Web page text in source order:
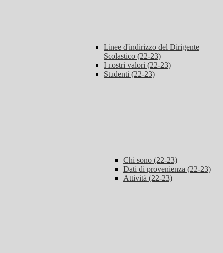
Linee d'indirizzo del Dirigente
Scolastico (22-23)
I nostri valori (22-23)
Studenti (22-23)
Chi sono (22-23)
Dati di provenienza (22-23)
Attività (22-23)